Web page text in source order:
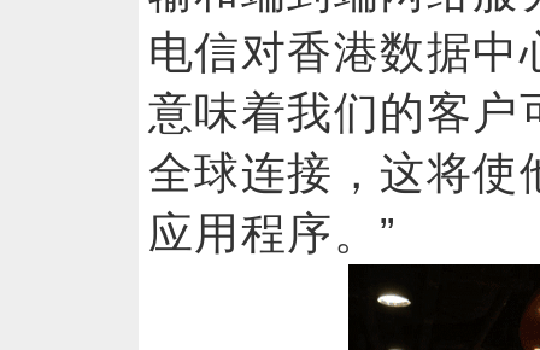
电信对香港数据中
意味着我们的客户
全球连接，这将使
应用程序。”